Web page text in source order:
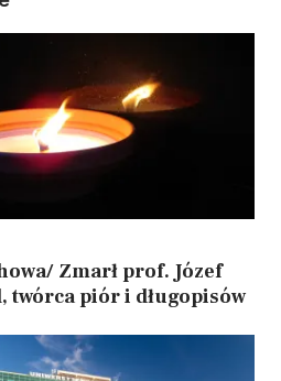
Zmarł prof. Józef
twórca piór i długopisów